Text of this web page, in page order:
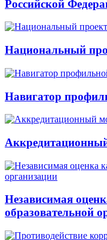
Российской
Национальный
Навигатор
Независимая
образовательной